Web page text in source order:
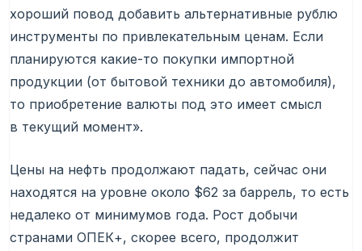
хороший повод добавить альтернативные рублю
инструменты по привлекательным ценам. Если
планируются какие-то покупки импортной
продукции (от бытовой техники до автомобиля),
то приобретение валюты под это имеет смысл
в текущий момент».
Цены на нефть продолжают падать, сейчас они
находятся на уровне около $62 за баррель, то есть
недалеко от минимумов года. Рост добычи
странами ОПЕК+, скорее всего, продолжит